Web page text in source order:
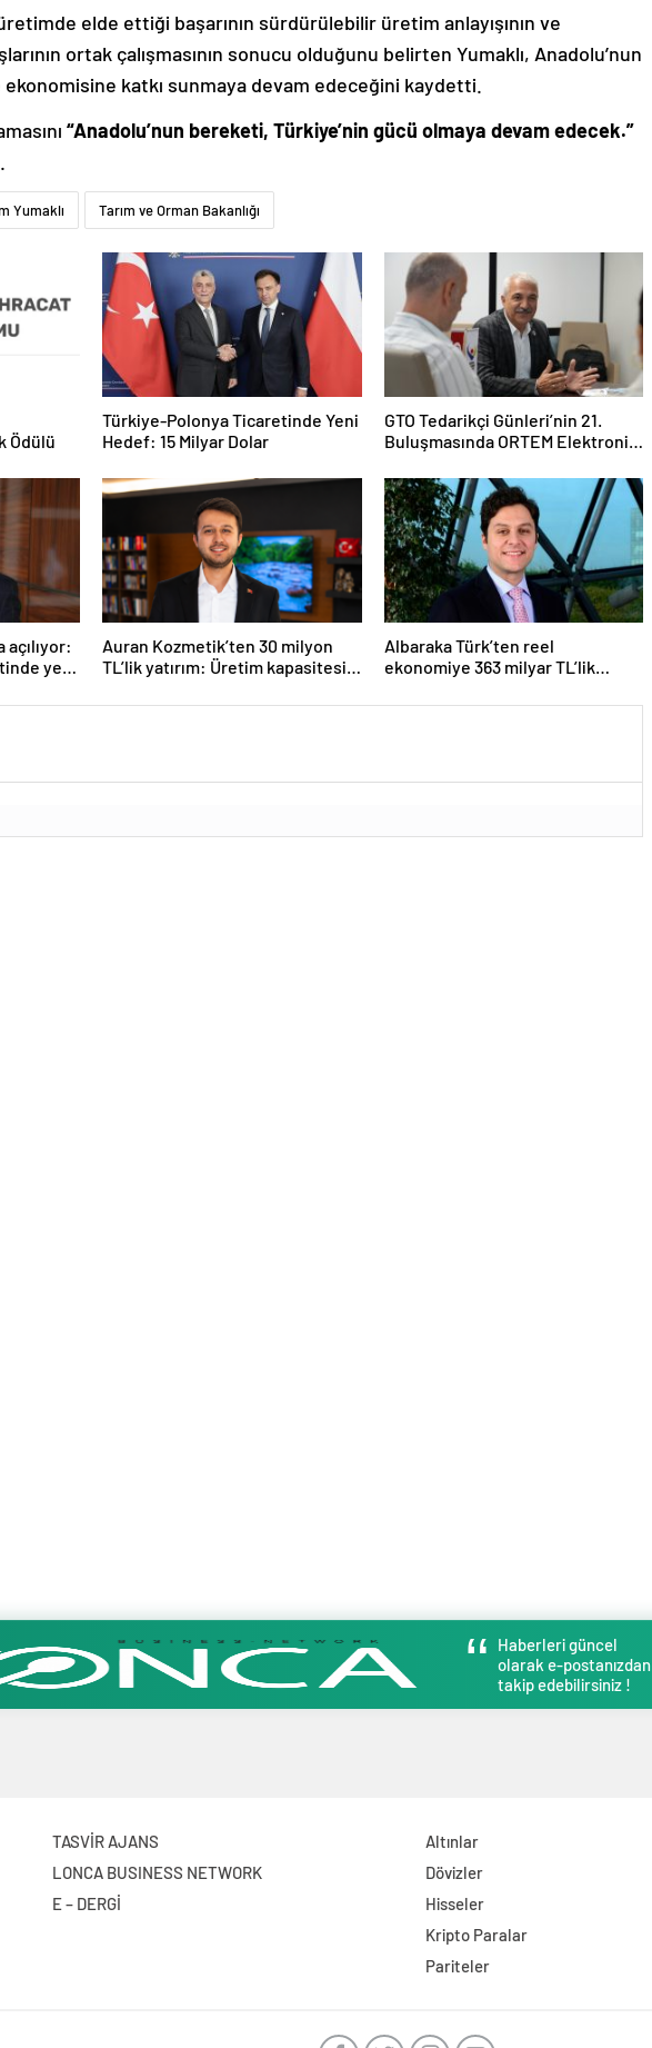
elde ettiği başarının sürdürülebilir üretim anlayışının ve
ortak çalışmasının sonucu olduğunu belirten Yumaklı, Anadolu’nun
katkı sunmaya devam edeceğini kaydetti.
“Anadolu’nun bereketi, Türkiye’nin gücü olmaya devam edecek.”
Yumaklı Tarım ve Orman Bakanlığı
Ödülü
Türkiye-Polonya Ticaretinde Yeni
Hedef: 15 Milyar Dolar
GTO Tedarikçi Günleri’nin 21.
Buluşmasında ORTEM Elektronik
yeni
Auran Kozmetik’ten 30 milyon
TL’lik yatırım: Üretim kapasitesi
Albaraka Türk’ten reel
ekonomiye 363 milyar TL’lik
Haberleri güncel
olarak e-postanızdan
takip edebilirsiniz !
TASVİR AJANS
LONCA BUSINESS NETWORK
E – DERGİ
Altınlar
Dövizler
Hisseler
Kripto Paralar
Pariteler